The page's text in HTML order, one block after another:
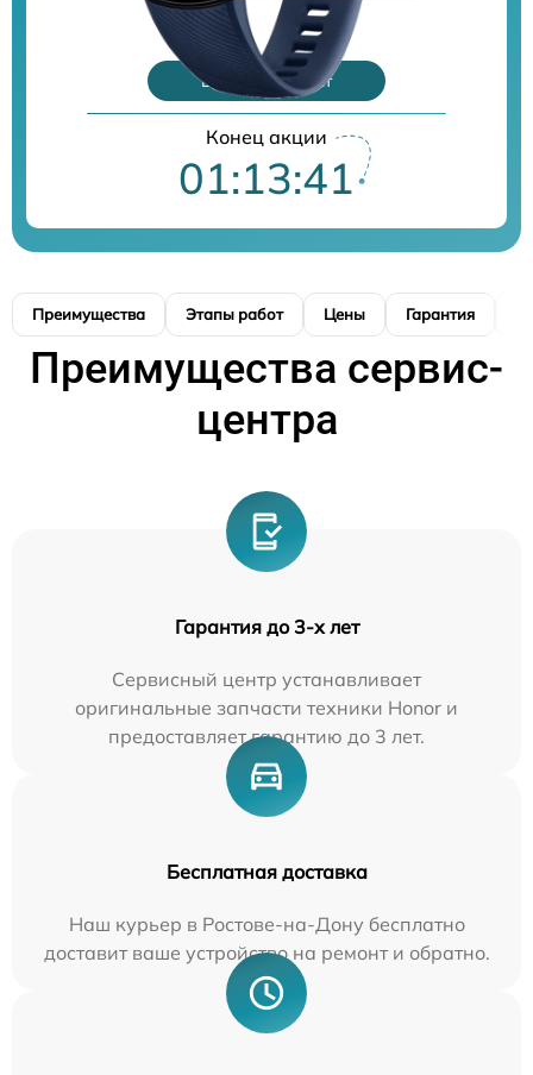
Цены на ремонт
Конец акции
01:13:40
Преимущества Этапы работ Цены Гарантия
Преимущества сервис-
центра
Гарантия до 3-х лет
Сервисный центр устанавливает
оригинальные запчасти техники Honor и
предоставляет гарантию до 3 лет.
Бесплатная доставка
Наш курьер в Ростове-на-Дону бесплатно
доставит ваше устройство на ремонт и обратно.